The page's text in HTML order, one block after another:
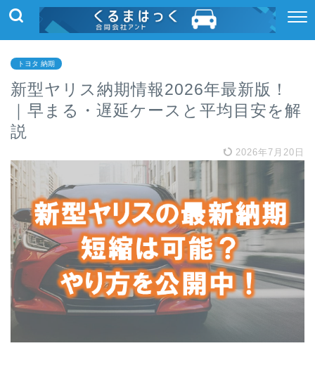
トヨタ 納期
新型ヤリス納期情報2026年最新版！
｜早まる・遅延ケースと平均目安を解
説
2026年7月20日